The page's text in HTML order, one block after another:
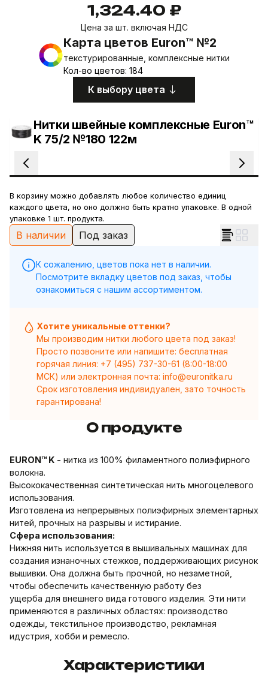
1,324.40 ₽
Цена за шт. включая НДС
Карта цветов Euron™ №2
текстурированные, комплексные нитки
Кол-во цветов: 184
К выбору цвета
Нитки швейные комплексные Euron™
K 75/2 №180 122м
В корзину можно добавлять любое количество единиц
каждого цвета, но оно должно быть кратно упаковке. В одной
упаковке 1 шт. продукта.
В наличии Под заказ
К сожалению, цветов пока нет в наличии.
Посмотрите вкладку цветов под заказ, чтобы
ознакомиться с нашим ассортиментом.
Хотите уникальные оттенки?
Мы производим нитки любого цвета под заказ!
Просто позвоните или напишите: бесплатная
горячая линия: +7 (495) 737-30-61 (8:00-18:00
МСК) или электронная почта: info@euronitka.ru
Срок изготовления индивидуален, зато точность
гарантирована!
О продукте
EURON™ K - нитка из 100% филаментного полиэфирного
волокна.
Высококачественная синтетическая нить многоцелевого
использования.
Изготовлена из непрерывных полиэфирных элементарных
нитей, прочных на разрывы и истирание.
Сфера использования:
Нижняя нить используется в вышивальных машинах для
создания изнаночных стежков, поддерживающих рисунок
вышивки. Она должна быть прочной, но незаметной,
чтобы обеспечить качественную работу без
ущерба для внешнего вида готового изделия. Эти нити
применяются в различных областях: производство
одежды, текстильное производство, рекламная
идустрия, хобби и ремесло.
Характеристики